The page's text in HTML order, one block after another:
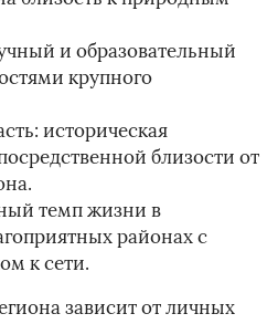
и образовательный
крупного
историческая
близости от
темп жизни в
районах с
к сети.
зависит от личных